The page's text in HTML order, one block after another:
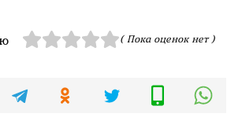
( Пока оценок нет )